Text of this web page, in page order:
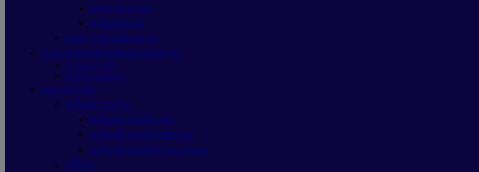
สายแลน G link
สายแลน Link
อุปกรณ์ขยายสัญญาณ
NAS (อุปกรณ์เก็บข้อมูลเครือข่าย)
NAS QNAP
NAS Synology
อุปกรณ์ไฟฟ้า
เครื่องสำรองไฟ
เครื่องสำรองไฟ APC
เครื่องสำรองไฟ ZIRCON
เครื่องสำรองไฟ Cyber Power
ปลั๊กไฟ